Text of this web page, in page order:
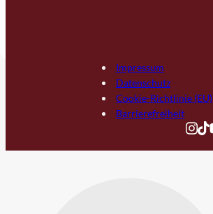
Impressum
Datenschutz
Cookie-Richtlinie (EU)
Barrierefreiheit